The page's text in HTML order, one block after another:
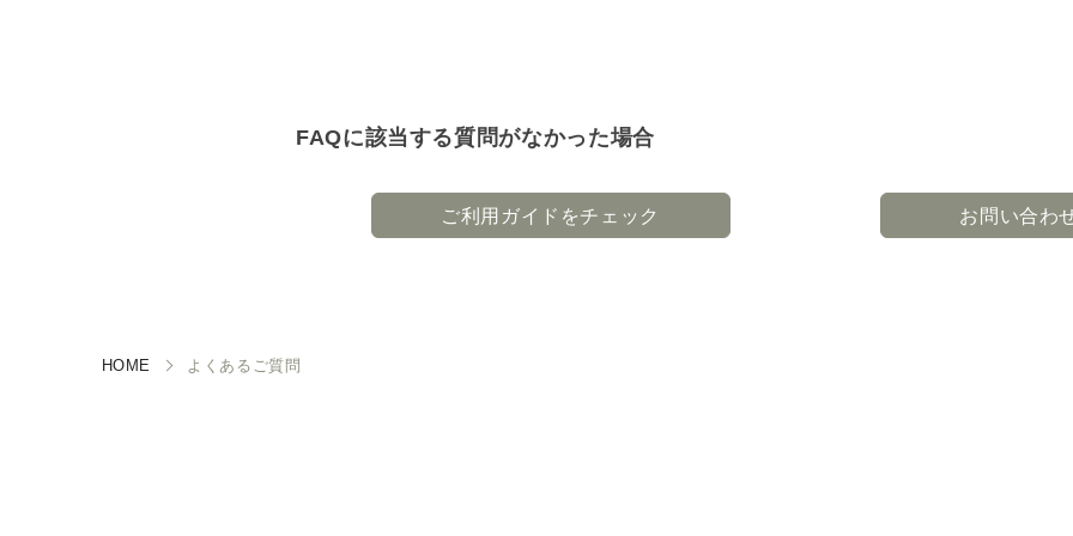
FAQに該当する質問がなかった場合
ご利用ガイドをチェック お問い合わ
HOME よくあるご質問